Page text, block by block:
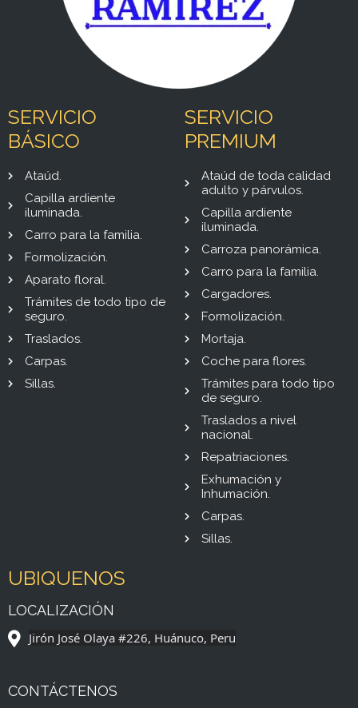
SERVICIO
BÁSICO
Ataúd.
Capilla ardiente
iluminada.
Carro para la familia.
Formolización.
Aparato floral.
Trámites de todo tipo de
seguro.
Traslados.
Carpas.
Sillas.
SERVICIO
PREMIUM
Ataúd de toda calidad
adulto y párvulos.
Capilla ardiente
iluminada.
Carroza panorámica.
Carro para la familia.
Cargadores.
Formolización.
Mortaja.
Coche para flores.
Trámites para todo tipo
de seguro.
Traslados a nivel
nacional.
Repatriaciones.
Exhumación y
Inhumación.
Carpas.
Sillas.
UBIQUENOS
LOCALIZACIÓN
Jirón José Olaya #226, Huánuco, Peru
CONTÁCTENOS